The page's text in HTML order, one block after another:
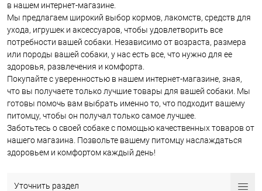
в нашем интернет-магазине.
Мы предлагаем широкий выбор кормов, лакомств, средств для
ухода, игрушек и аксессуаров, чтобы удовлетворить все
потребности вашей собаки. Независимо от возраста, размера
или породы вашей собаки, у нас есть все, что нужно для ее
здоровья, развлечения и комфорта.
Покупайте с уверенностью в нашем интернет-магазине, зная,
что вы получаете только лучшие товары для вашей собаки. Мы
готовы помочь вам выбрать именно то, что подходит вашему
питомцу, чтобы он получал только самое лучшее.
Заботьтесь о своей собаке с помощью качественных товаров от
нашего магазина. Позвольте вашему питомцу наслаждаться
здоровьем и комфортом каждый день!
Уточнить раздел